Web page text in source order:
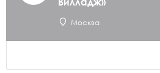
Москва